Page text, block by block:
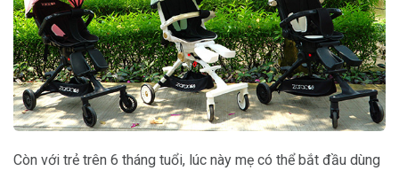
Còn với trẻ trên 6 tháng tuổi, lúc này mẹ có thể bắt đầu dùng